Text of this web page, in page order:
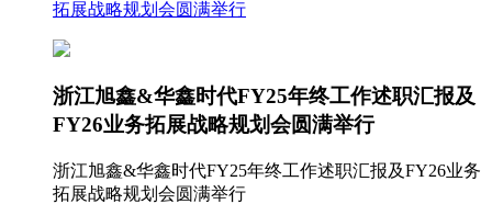
拓展战略规划会圆满举行
浙江旭鑫&华鑫时代FY25年终工作述职汇报及
FY26业务拓展战略规划会圆满举行
浙江旭鑫&华鑫时代FY25年终工作述职汇报及FY26业务
拓展战略规划会圆满举行